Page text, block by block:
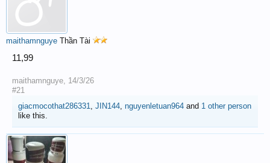
maithamnguye Thần Tài
11,99
maithamnguye, 14/3/26
#21
giacmocothat286331, JIN144, nguyenletuan964 and 1 other person
like this.